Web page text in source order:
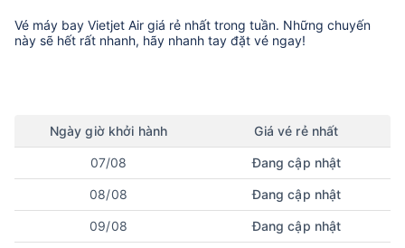
Vé máy bay Vietjet Air giá rẻ nhất trong tuần. Những chuyến
này sẽ hết rất nhanh, hãy nhanh tay đặt vé ngay!
Ngày giờ khởi hành Giá vé rẻ nhất
07/08 Đang cập nhật
08/08 Đang cập nhật
09/08 Đang cập nhật